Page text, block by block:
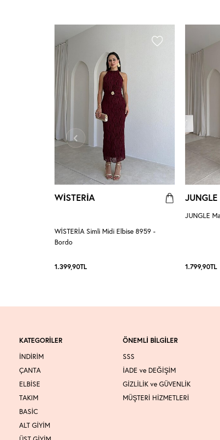
WİSTERİA
WİSTERİA Simli Midi Elbise 8959 -
Bordo
1.399,90TL
JUNGLE
JUNGLE
1.799,90TL
KATEGORİLER
İNDİRİM
ÇANTA
ELBİSE
TAKIM
BASİC
ALT GİYİM
ÖNEMLİ BİLGİLER
SSS
İADE ve DEĞİŞİM
GİZLİLİK ve GÜVENLİK
MÜŞTERİ HİZMETLERİ